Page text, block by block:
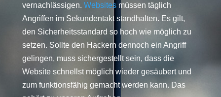
vernachlässigen. Websitesmüssen täglich
Angriffen im Sekundentakt standhalten. Es gilt,
den Sicherheitsstandard so hoch wie möglich zu
setzen. Sollte den Hackern dennoch ein Angriff
gelingen, muss sichergestellt sein, dass die
Website schnellst möglich wieder gesäubert und
zum funktionsfähig gemacht werden kann. Das